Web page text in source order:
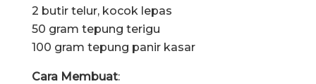
2 butir telur, kocok lepas
50 gram tepung terigu
100 gram tepung panir kasar
Cara Membuat: